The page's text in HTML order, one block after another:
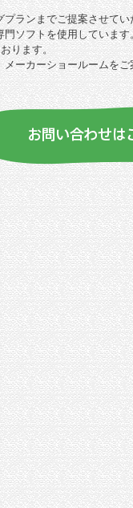
ランまでご提案させて
ソフトを使用しています
ります。
ーカーショールームを